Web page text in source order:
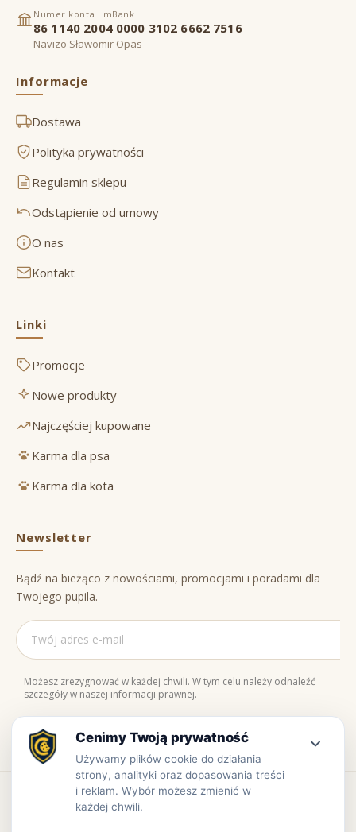
Numer konta · mBank
86 1140 2004 0000 3102 6662 7516
Navizo Sławomir Opas
Informacje
Dostawa
Polityka prywatności
Regulamin sklepu
Odstąpienie od umowy
O nas
Kontakt
Linki
Promocje
Nowe produkty
Najczęściej kupowane
Karma dla psa
Karma dla kota
Newsletter
Bądź na bieżąco z nowościami, promocjami i poradami dla
Twojego pupila.
Możesz zrezygnować w każdej chwili. W tym celu należy odnaleźć
szczegóły w naszej informacji prawnej.
Naturalne składniki
100% jakości
Bezpieczne zakupy
Zaufaj nam
Copyright © www.prowiant.pl · powered by apify.pl
Bezpieczne płatności